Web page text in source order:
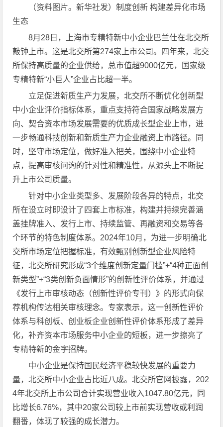
（资料图片。新华社发）制度创新 构建差异化市场
生态
8月28日，上海市专精特新中小企业巴兰仕在北交所
敲钟上市。这是北交所第274家上市公司。四年来，北交
所保持高质量的企业供给，总市值超9000亿元，国家级
专精特新“小巨人”企业占比超一半。
立足促进新质生产力发展，北交所不断优化创新型
中小企业评价指标体系，重点支持符合国家战略发展方
向、契合资本市场发展需要的优质成长型企业上市，进
一步畅通科技创新和新质生产力企业融资上市路径。同
时，坚守市场定位，做好准入把关，围绕中小企业特
点，提高审核问询的针对性和精准性，从源头上不断提
升上市公司质量。
针对中小企业类型多、发展阶段各异的特点，北交
所在设立时即设计了四套上市标准，构建并持续完善涵
盖挂牌准入、发行上市、持续监管、再融资和交易等各
个环节的特色制度体系。2024年10月，为进一步明确北
交所市场定位把握标准，有效甄别创新型企业风险特
征，北交所研究形成“3个维度创新定量门槛”+“4种正面创
新类型”+“3类创新负面情形”的创新性评价体系，并通过
《发行上市审核动态（创新性评价专刊）》的形式向保
荐机构传达相关审核理念。专家表示，这一创新性评价
体系与科创板、创业板企业创新性评价体系形成了差异
化，补齐资本市场服务中小企业的短板，进一步擦亮了
专精特新的金字招牌。
中小企业是保持国民经济平稳较快发展的重要力
量，北交所中小企业占比近八成。北交所官网披露，202
4年北交所上市公司合计实现营业收入1047.80亿元，同
比增长6.76%，其中20家公司较上市前实现营收或利润
翻番，体现了较强的成长潜力。